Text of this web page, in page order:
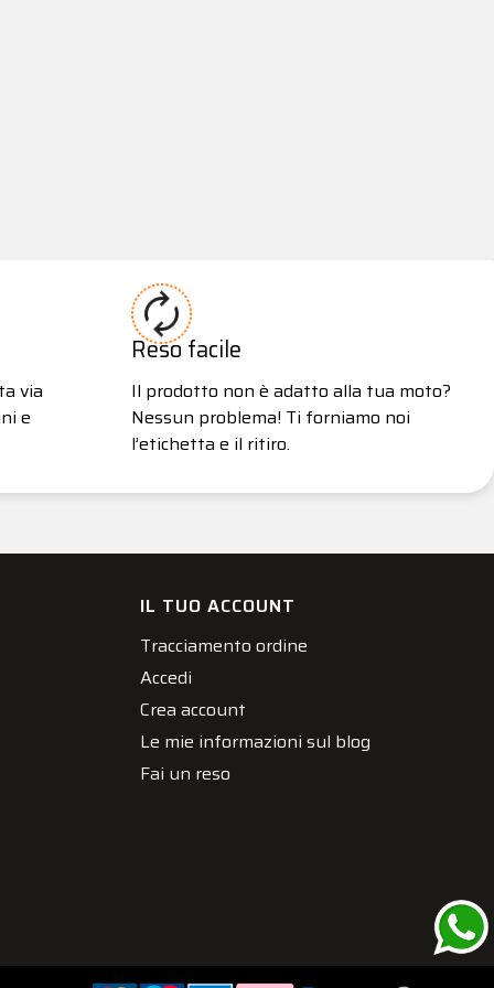
via
e
Reso facile
Il prodotto non è adatto alla tua moto?
Nessun problema! Ti forniamo noi
l’etichetta e il ritiro.
IL TUO ACCOUNT
Tracciamento ordine
Accedi
Crea account
Le mie informazioni sul blog
Fai un reso